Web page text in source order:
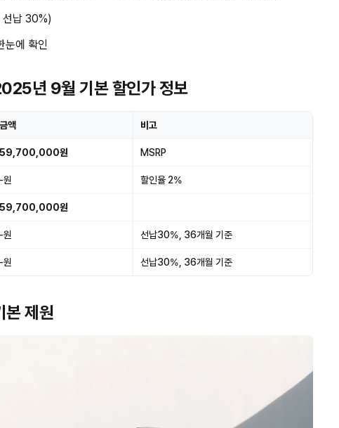
납 30%)
눈에 확인
년 9월 기본 할인가 정보
금액 비고
59,700,000원 MSRP
-원 할인율 2%
59,700,000원
-원 선납30%, 36개월 기준
-원 선납30%, 36개월 기준
제원